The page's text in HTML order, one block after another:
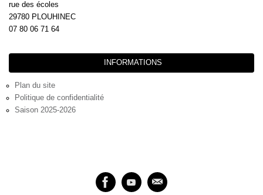
rue des écoles
29780 PLOUHINEC
07 80 06 71 64
INFORMATIONS
Plan du site
Politique de confidentialité
Saison 2025-2026